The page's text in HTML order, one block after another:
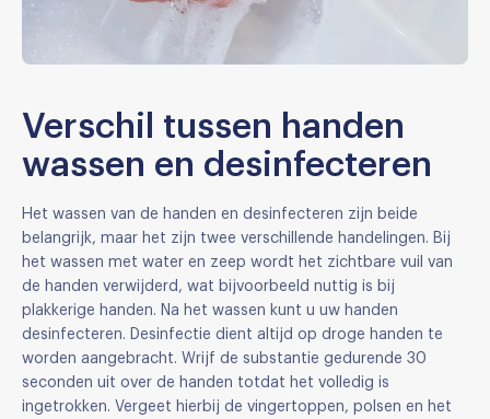
Verschil tussen handen
wassen en desinfecteren
Het wassen van de handen en desinfecteren zijn beide
belangrijk, maar het zijn twee verschillende handelingen. Bij
het wassen met water en zeep wordt het zichtbare vuil van
de handen verwijderd, wat bijvoorbeeld nuttig is bij
plakkerige handen. Na het wassen kunt u uw handen
desinfecteren. Desinfectie dient altijd op droge handen te
worden aangebracht. Wrijf de substantie gedurende 30
seconden uit over de handen totdat het volledig is
ingetrokken. Vergeet hierbij de vingertoppen, polsen en het